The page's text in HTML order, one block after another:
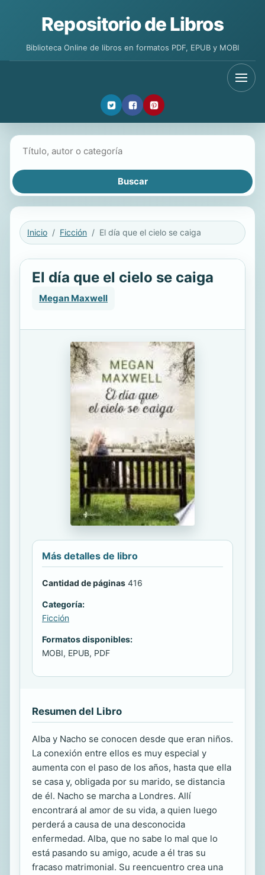
Repositorio de Libros
Biblioteca Online de libros en formatos PDF, EPUB y MOBI
Inicio Ficción El día que el cielo se caiga
El día que el cielo se caiga
Megan Maxwell
Más detalles de libro
Cantidad de páginas 416
Categoría:
Ficción
Formatos disponibles:
MOBI, EPUB, PDF
Resumen del Libro
Alba y Nacho se conocen desde que eran niños.
La conexión entre ellos es muy especial y
aumenta con el paso de los años, hasta que ella
se casa y, obligada por su marido, se distancia
de él. Nacho se marcha a Londres. Allí
encontrará al amor de su vida, a quien luego
perderá a causa de una desconocida
enfermedad. Alba, que no sabe lo mal que lo
está pasando su amigo, acude a él tras su
fracaso matrimonial. Su reencuentro crea una